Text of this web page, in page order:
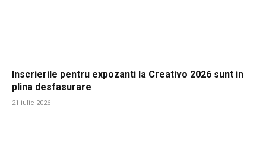
Inscrierile pentru expozanti la Creativo 2026 sunt in
plina desfasurare
21 iulie 2026